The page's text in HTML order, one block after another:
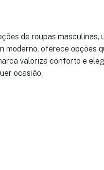
de roupas masculinas,
moderno, oferece opções
valoriza conforto e
ocasião.